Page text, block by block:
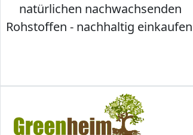
natürlichen nachwachsenden
Rohstoffen - nachhaltig